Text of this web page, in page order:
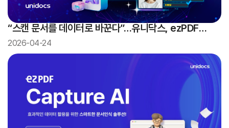
“스캔 문서를 데이터로 바꾼다”…유니닥스, ezPDF
Capture AI 앞세워 문서 데이터 활용 확대
2026-04-24